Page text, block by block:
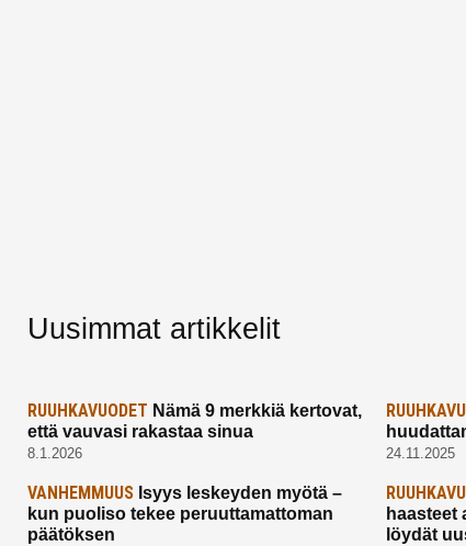
Uusimmat artikkelit
RUUHKAVUODET Nämä 9 merkkiä kertovat,
että vauvasi rakastaa sinua
8.1.2026 24.11.2025
VANHEMMUUS Isyys leskeyden myötä –
kun puoliso tekee peruuttamattoman
päätöksen
haasteet
löydät